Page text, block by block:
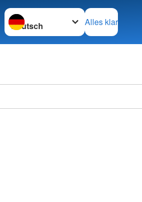
Sprache wechseln zu
Alles klar